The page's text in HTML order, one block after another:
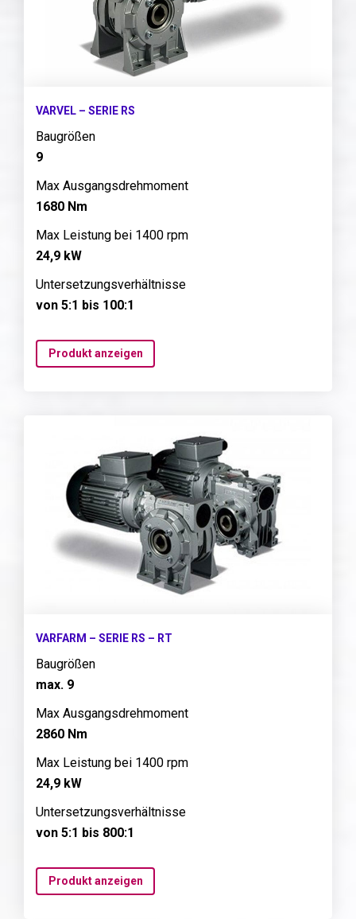
VARVEL – SERIE RS
Baugrößen
9
Max Ausgangsdrehmoment
1680 Nm
Max Leistung bei 1400 rpm
24,9 kW
Untersetzungsverhältnisse
von 5:1 bis 100:1
Produkt anzeigen
VARFARM – SERIE RS – RT
Baugrößen
max. 9
Max Ausgangsdrehmoment
2860 Nm
Max Leistung bei 1400 rpm
24,9 kW
Untersetzungsverhältnisse
von 5:1 bis 800:1
Produkt anzeigen